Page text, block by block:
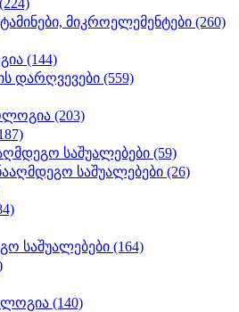
მიკროელემენტები (260)
(144)
დარღვევები (559)
(203)
საშუალებები (59)
საშუალებები (26)
საშუალებები (164)
(140)